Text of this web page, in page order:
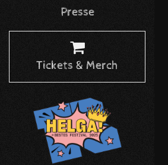
Presse
Tickets & Merch